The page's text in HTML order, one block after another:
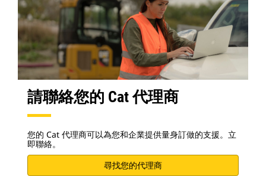
請聯絡您的 Cat 代理商
您的 Cat 代理商可以為您和企業提供量身訂做的支援。立
即聯絡。
尋找您的代理商